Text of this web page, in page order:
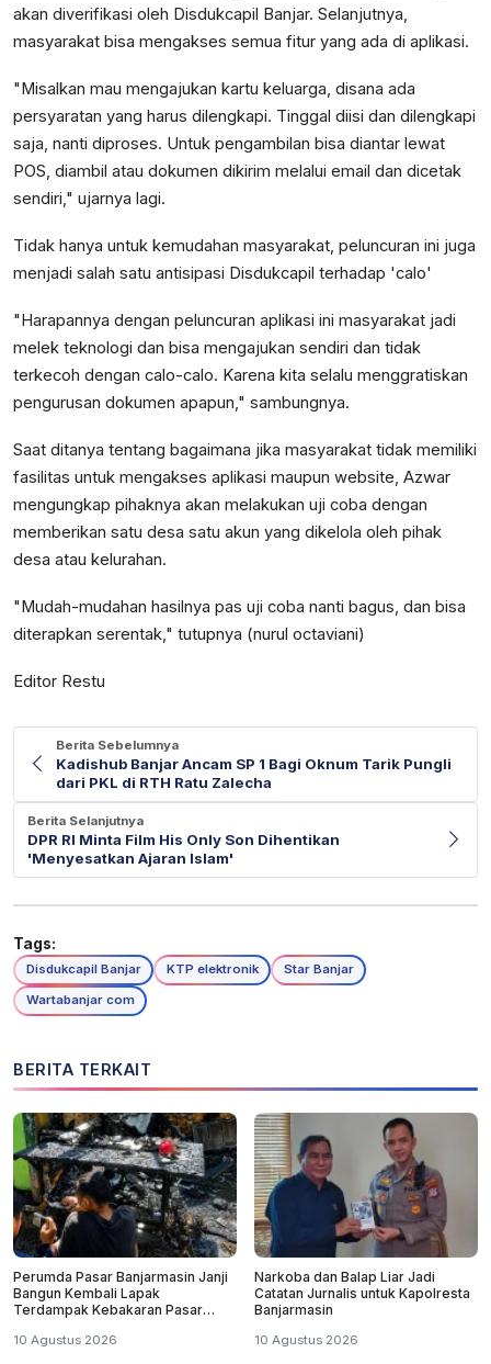
akan diverifikasi oleh Disdukcapil Banjar. Selanjutnya,
masyarakat bisa mengakses semua fitur yang ada di aplikasi.
"Misalkan mau mengajukan kartu keluarga, disana ada
persyaratan yang harus dilengkapi. Tinggal diisi dan dilengkapi
saja, nanti diproses. Untuk pengambilan bisa diantar lewat
POS, diambil atau dokumen dikirim melalui email dan dicetak
sendiri," ujarnya lagi.
Tidak hanya untuk kemudahan masyarakat, peluncuran ini juga
menjadi salah satu antisipasi Disdukcapil terhadap 'calo'
"Harapannya dengan peluncuran aplikasi ini masyarakat jadi
melek teknologi dan bisa mengajukan sendiri dan tidak
terkecoh dengan calo-calo. Karena kita selalu menggratiskan
pengurusan dokumen apapun," sambungnya.
Saat ditanya tentang bagaimana jika masyarakat tidak memiliki
fasilitas untuk mengakses aplikasi maupun website, Azwar
mengungkap pihaknya akan melakukan uji coba dengan
memberikan satu desa satu akun yang dikelola oleh pihak
desa atau kelurahan.
"Mudah-mudahan hasilnya pas uji coba nanti bagus, dan bisa
diterapkan serentak," tutupnya (nurul octaviani)
Editor Restu
Berita Sebelumnya
Kadishub Banjar Ancam SP 1 Bagi Oknum Tarik Pungli
dari PKL di RTH Ratu Zalecha
Berita Selanjutnya
DPR RI Minta Film His Only Son Dihentikan
'Menyesatkan Ajaran Islam'
Tags:
Disdukcapil Banjar KTP elektronik
Star Banjar
Wartabanjar com
BERITA TERKAIT
Perumda Pasar Banjarmasin Janji
Bangun Kembali Lapak
Terdampak Kebakaran Pasar
10 Agustus 2026
Narkoba dan Balap Liar Jadi
Catatan Jurnalis untuk Kapolresta
Banjarmasin
10 Agustus 2026